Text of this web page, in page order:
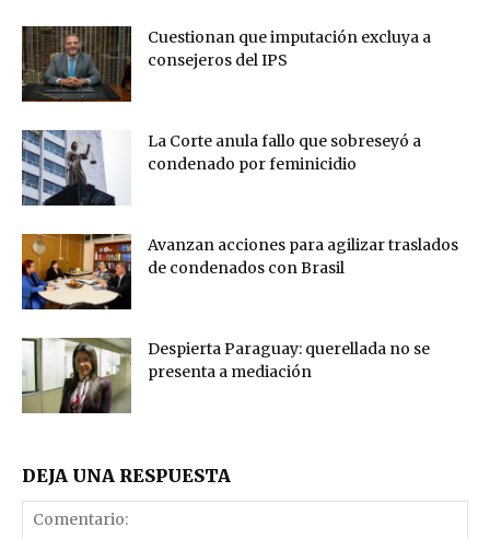
Cuestionan que imputación excluya a
consejeros del IPS
La Corte anula fallo que sobreseyó a
condenado por feminicidio
Avanzan acciones para agilizar traslados
de condenados con Brasil
Despierta Paraguay: querellada no se
presenta a mediación
DEJA UNA RESPUESTA